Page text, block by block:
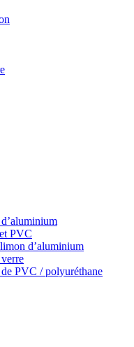
PVC
d’aluminium
PVC / polyuréthane